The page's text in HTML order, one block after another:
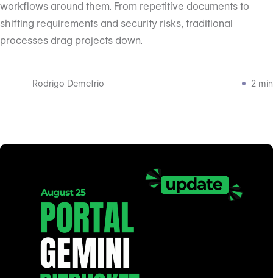
workflows around them. From repetitive documents to
shifting requirements and security risks, traditional
processes drag projects down.
Rodrigo Demetrio 2 min